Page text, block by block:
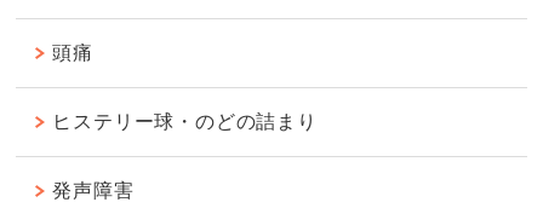
頭痛
ヒステリー球・のどの詰まり
発声障害